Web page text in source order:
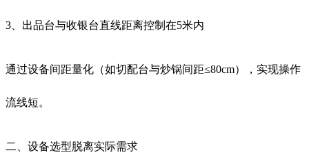
3、出品台与收银台直线距离控制在5米内
通过设备间距量化（如切配台与炒锅间距≤80cm），实现操作
流线短。
二、设备选型脱离实际需求